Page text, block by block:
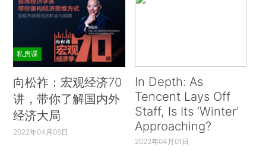
私房课
向松祚：宏观经济70
讲，带你了解国内外
经济大局
2022年04月06日
In Depth: As
Tencent Lays Off
Staff, Is Its ‘Winter’
Approaching?
2022年04月01日